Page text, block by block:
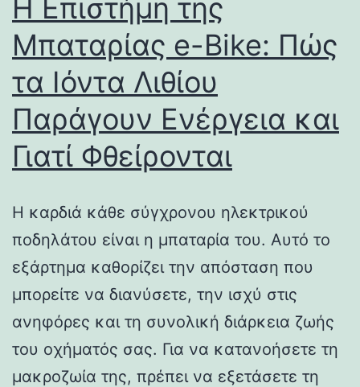
Η Επιστήμη της
Μπαταρίας e-Bike: Πώς
τα Ιόντα Λιθίου
Παράγουν Ενέργεια και
Γιατί Φθείρονται
Η καρδιά κάθε σύγχρονου ηλεκτρικού
ποδηλάτου είναι η μπαταρία του. Αυτό το
εξάρτημα καθορίζει την απόσταση που
μπορείτε να διανύσετε, την ισχύ στις
ανηφόρες και τη συνολική διάρκεια ζωής
του οχήματός σας. Για να κατανοήσετε τη
μακροζωία της, πρέπει να εξετάσετε τη